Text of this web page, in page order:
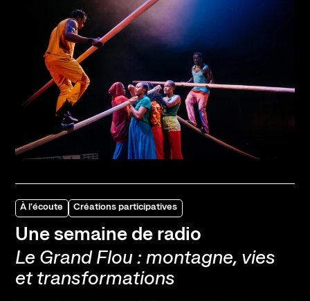
À l'écoute Créations participatives
Une semaine de radio
Le Grand Flou : montagne, vies
et transformations